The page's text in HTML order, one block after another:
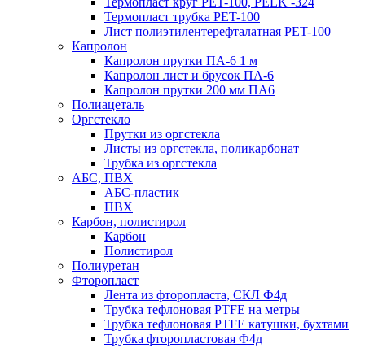
Термопласт трубка PET-100
Лист полиэтилентерефталатная PET-100
Капролон
Капролон прутки ПА-6 1 м
Капролон лист и брусок ПА-6
Капролон прутки 200 мм ПА6
Полиацеталь
Оргстекло
Прутки из оргстекла
Листы из оргстекла, поликарбонат
Трубка из оргстекла
АБС, ПВХ
АБС-пластик
ПВХ
Карбон, полистирол
Карбон
Полистирол
Полиуретан
Фторопласт
Лента из фторопласта, СКЛ Ф4д
Трубка тефлоновая PTFE на метры
Трубка тефлоновая PTFE катушки, бухтами
Трубка фторопластовая Ф4д